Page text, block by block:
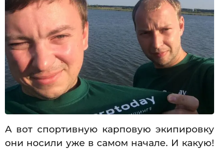
А вот спортивную карповую экипировку
они носили уже в самом начале. И какую!